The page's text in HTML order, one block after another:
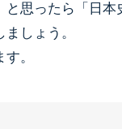
思ったら「日本
しょう。
。